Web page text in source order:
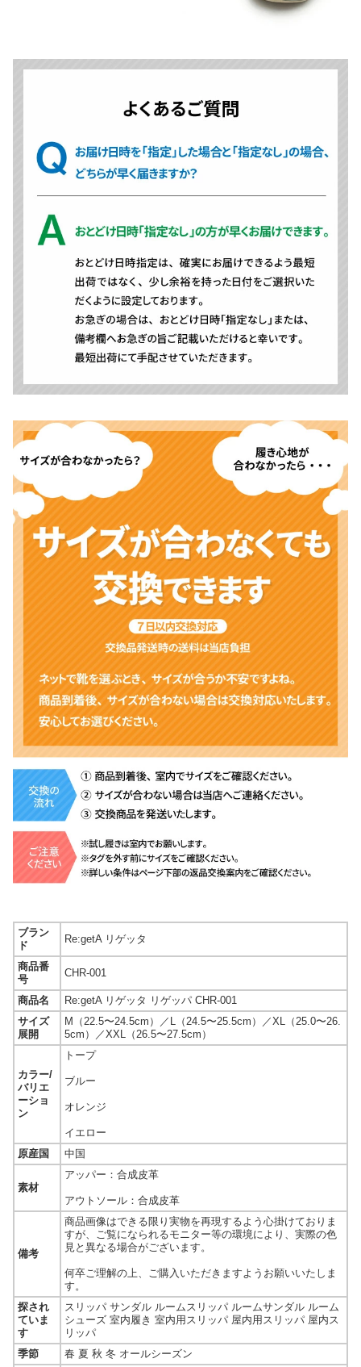
ブラン
ド
Re:getA リゲッタ
商品番
号
CHR-001
商品名
Re:getA リゲッタ リゲッパ CHR-001
サイズ
展開
M（22.5〜24.5cm）／L（24.5〜25.5cm）／XL（25.0〜26.
5cm）／XXL（26.5〜27.5cm）
カラー/
バリエ
ーショ
ン
トープ
ブルー
オレンジ
イエロー
原産国
中国
素材
アッパー：合成皮革
アウトソール：合成皮革
備考
商品画像はできる限り実物を再現するよう心掛けておりま
すが、ご覧になられるモニター等の環境により、実際の色
見と異なる場合がございます。
何卒ご理解の上、ご購入いただきますようお願いいたしま
す。
探され
ていま
す
スリッパ サンダル ルームスリッパ ルームサンダル ルーム
シューズ 室内履き 室内用スリッパ 屋内用スリッパ 屋内ス
リッパ
季節
春 夏 秋 冬 オールシーズン